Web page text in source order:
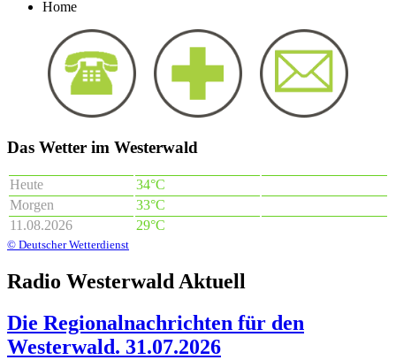
Home
Das Wetter im Westerwald
Heute
34°C
Morgen
33°C
11.08.2026
29°C
© Deutscher Wetterdienst
Radio Westerwald Aktuell
Die Regionalnachrichten für den
Westerwald. 31.07.2026